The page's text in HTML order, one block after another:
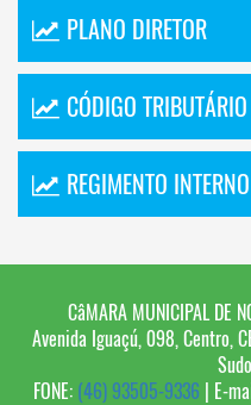
PLANO DIRETOR
CÓDIGO
REGIMENTO INTERNO
CâMARA MUNICIPAL DE
Avenida Iguaçú, 098, Centro,
FONE: (46) 93505-9336 | E-